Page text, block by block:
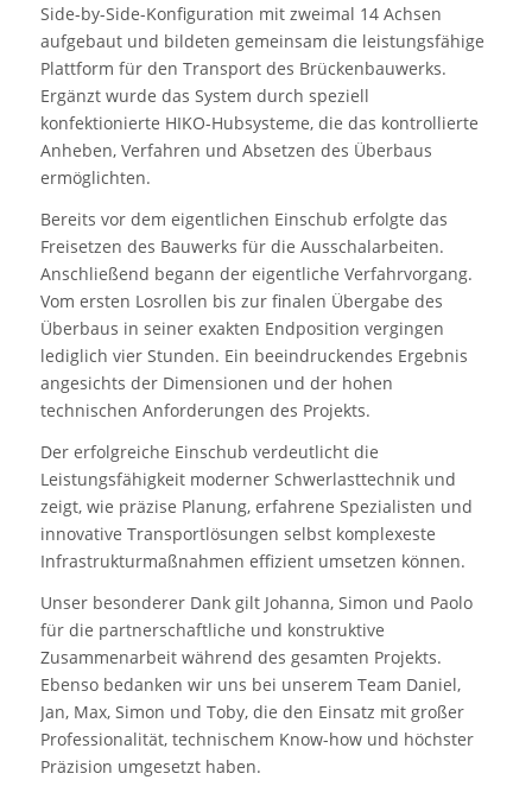
Side-by-Side-Konfiguration mit zweimal 14 Achsen
aufgebaut und bildeten gemeinsam die leistungsfähige
Plattform für den Transport des Brückenbauwerks.
Ergänzt wurde das System durch speziell
konfektionierte HIKO-Hubsysteme, die das kontrollierte
Anheben, Verfahren und Absetzen des Überbaus
ermöglichten.
Bereits vor dem eigentlichen Einschub erfolgte das
Freisetzen des Bauwerks für die Ausschalarbeiten.
Anschließend begann der eigentliche Verfahrvorgang.
Vom ersten Losrollen bis zur finalen Übergabe des
Überbaus in seiner exakten Endposition vergingen
lediglich vier Stunden. Ein beeindruckendes Ergebnis
angesichts der Dimensionen und der hohen
technischen Anforderungen des Projekts.
Der erfolgreiche Einschub verdeutlicht die
Leistungsfähigkeit moderner Schwerlasttechnik und
zeigt, wie präzise Planung, erfahrene Spezialisten und
innovative Transportlösungen selbst komplexeste
Infrastrukturmaßnahmen effizient umsetzen können.
Unser besonderer Dank gilt Johanna, Simon und Paolo
für die partnerschaftliche und konstruktive
Zusammenarbeit während des gesamten Projekts.
Ebenso bedanken wir uns bei unserem Team Daniel,
Jan, Max, Simon und Toby, die den Einsatz mit großer
Professionalität, technischem Know-how und höchster
Präzision umgesetzt haben.